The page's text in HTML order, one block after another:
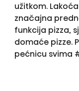
užitkom.
značajna
funkcija pizza,
domaće pizze.
pećnicu svima